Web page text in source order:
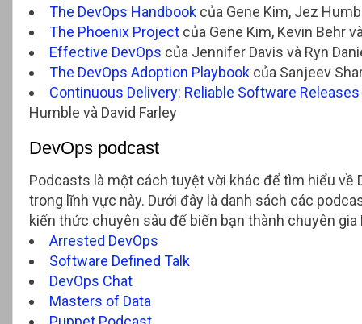
The DevOps Handbook của Gene Kim, Jez
The Phoenix Project của Gene Kim, Kevin Behr
Effective DevOps của Jennifer Davis và Ryn
The DevOps Adoption Playbook của Sanjeev
Continuous Delivery: Reliable Software
Humble và David Farley
DevOps podcast
Podcasts là một cách tuyệt vời khác để tìm hiểu
trong lĩnh vực này. Dưới đây là danh sách các
kiến thức chuyên sâu để biến bạn thành chuyên gia
Arrested DevOps
Software Defined Talk
DevOps Chat
Masters of Data